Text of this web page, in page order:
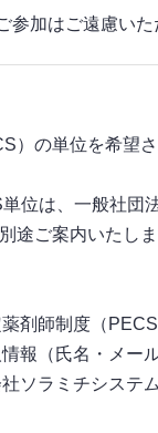
参加はご遠慮い
の単位を希望さ
位は、一般社団
途ご案内いたしま
師制度（PECS
（氏名・メー
ソラミチシス